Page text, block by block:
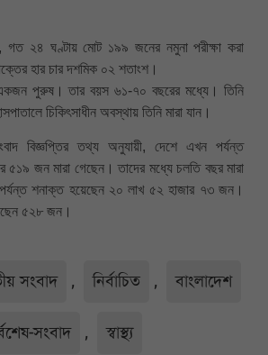
গত ২৪ ঘণ্টায় মোট ১৯৯ জনের নমুনা পরীক্ষা করা
হার চার দশমিক ০২ শতাংশ।
একজন পুরুষ। তার বয়স ৬১-৭০ বছরের মধ্যে। তিনি
চিকিৎসাধীন অবস্থায় তিনি মারা যান।
বিজ্ঞপ্তির তথ্য অনুযায়ী, দেশে এখন পর্যন্ত
৫১৯ জন মারা গেছেন। তাদের মধ্যে চলতি বছর মারা
শনাক্ত হয়েছেন ২০ লাখ ৫২ হাজার ৭৩ জন।
৫২৮ জন।
সংবাদ , নির্বাচিত , বাংলাদেশ
সংবাদ , স্বাস্থ্য